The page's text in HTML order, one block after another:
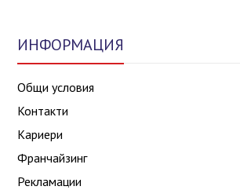
ИНФОРМАЦИЯ
Общи условия
Контакти
Кариери
Франчайзинг
Рекламации